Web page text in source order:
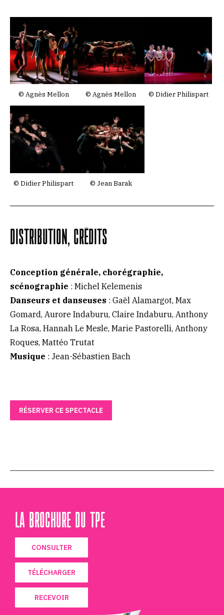
© Agnès Mellon © Agnès Mellon © Didier Philispart
© Didier Philispart © Jean Barak
DISTRIBUTION, CRÉDITS
Conception générale, chorégraphie,
scénographie : Michel Kelemenis
Danseurs et danseuses : Gaël Alamargot, Max
Gomard, Aurore Indaburu, Claire Indaburu, Anthony
La Rosa, Hannah Le Mesle, Marie Pastorelli, Anthony
Roques, Mattéo Trutat
Musique : Jean-Sébastien Bach
RÉSERVER CE SPECTACLE
LA BROCHURE DU TPE
CONSULTER
TÉLÉCHARGER
RECEVOIR